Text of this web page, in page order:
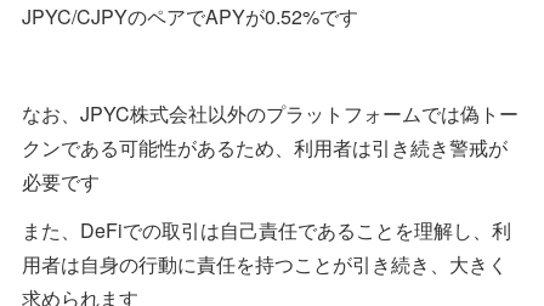
JPYC/CJPYのペアでAPYが0.52%です
なお、JPYC株式会社以外のプラットフォームでは偽トー
クンである可能性があるため、利用者は引き続き警戒が
必要です
また、DeFiでの取引は自己責任であることを理解し、利
用者は自身の行動に責任を持つことが引き続き、大きく
求められます